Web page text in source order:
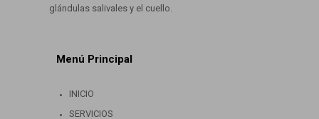
glándulas salivales y el cuello.
Menú Principal
INICIO
SERVICIOS